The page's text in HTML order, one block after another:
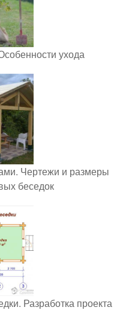
ухода
Чертежи и размеры
беседок
Разработка проекта